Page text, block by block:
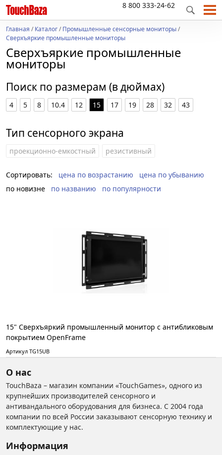
8 800 333-24-62
Главная /Каталог/Промышленные сенсорные мониторы/
Сверхъяркие промышленные мониторы
Сверхъяркие промышленные
мониторы
Поиск по размерам (в дюймах)
4 5 8 10.4 12 15 17 19 28 32 43
Тип сенсорного экрана
проекционно-емкостный резистивный
Сортировать: цена по возрастанию
цена по убыванию
по новизне
по названию по популярности
15" Сверхъяркий промышленный монитор с антибликовым
покрытием OpenFrame
Артикул TG15UB
О нас
TouchBaza – магазин компании «TouchGames», одного из
крупнейших производителей сенсорного и
антивандального оборудования для бизнеса. С 2004 года
компании по всей России заказывают сенсорную технику и
комплектующие у нас.
Информация